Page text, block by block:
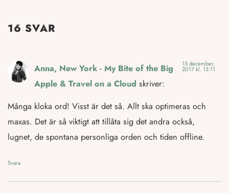
16 SVAR
Anna, New York - My Bite of the Big
Apple & Travel on a Cloud skriver:
15 december,
2017 kl. 13:11
Många kloka ord! Visst är det så. Allt ska optimeras och
maxas. Det är så viktigt att tillåta sig det andra också,
lugnet, de spontana personliga orden och tiden offline.
Svara